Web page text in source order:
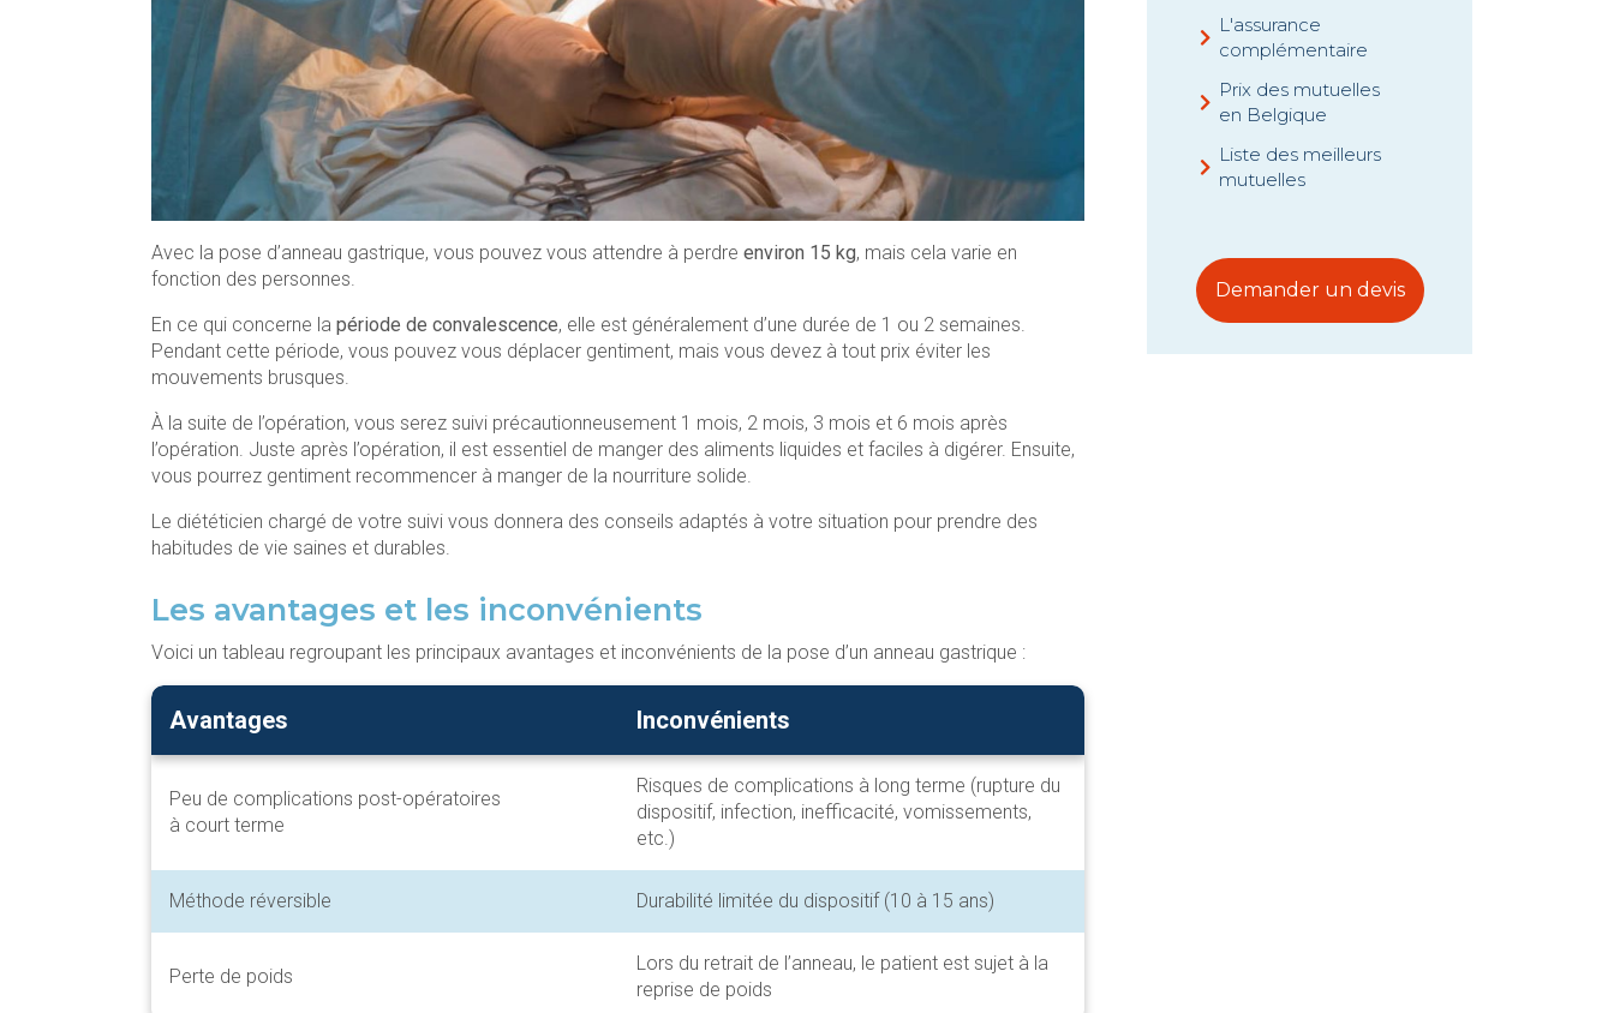
Avec la pose d’anneau gastrique, vous pouvez vous attendre à perdre environ 15 kg, mais cela varie en
fonction des personnes.
En ce qui concerne la période de convalescence, elle est généralement d’une durée de 1 ou 2 semaines.
Pendant cette période, vous pouvez vous déplacer gentiment, mais vous devez à tout prix éviter les
mouvements brusques.
À la suite de l’opération, vous serez suivi précautionneusement 1 mois, 2 mois, 3 mois et 6 mois après
l’opération. Juste après l’opération, il est essentiel de manger des aliments liquides et faciles à digérer. Ensuite,
vous pourrez gentiment recommencer à manger de la nourriture solide.
Le diététicien chargé de votre suivi vous donnera des conseils adaptés à votre situation pour prendre des
habitudes de vie saines et durables.
Les avantages et les inconvénients
Voici un tableau regroupant les principaux avantages et inconvénients de la pose d’un anneau gastrique :
Avantages Inconvénients
Peu de complications post-opératoires
à court terme
Risques de complications à long terme (rupture du
dispositif, infection, inefficacité, vomissements,
etc.)
Méthode réversible Durabilité limitée du dispositif (10 à 15 ans)
Perte de poids
Lors du retrait de l’anneau, le patient est sujet à la
reprise de poids
L'assurance
complémentaire
Prix des mutuelles
en Belgique
Liste des meilleurs
mutuelles
Demander un devis